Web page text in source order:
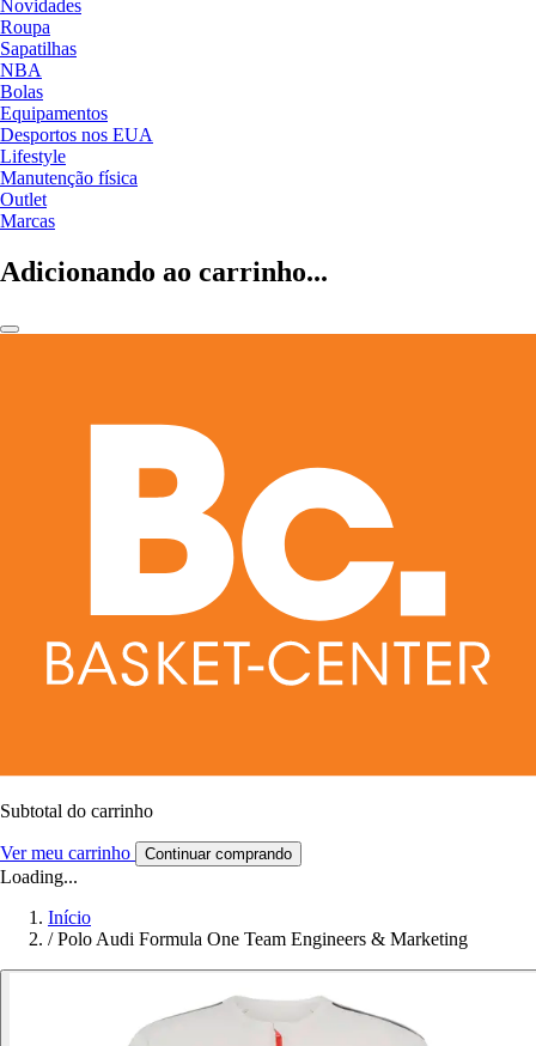
Novidades
Roupa
Sapatilhas
NBA
Bolas
Equipamentos
Desportos nos EUA
Lifestyle
Manutenção física
Outlet
Marcas
Adicionando ao carrinho...
Subtotal do carrinho
Ver meu carrinho Continuar comprando
Loading...
Início
/ Polo Audi Formula One Team Engineers & Marketing